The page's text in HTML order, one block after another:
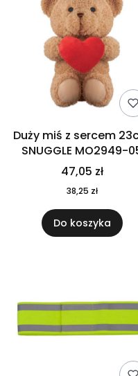
Duży miś z sercem
SNUGGLE MO2949-
47,05 zł
38,25 zł
Do koszyka